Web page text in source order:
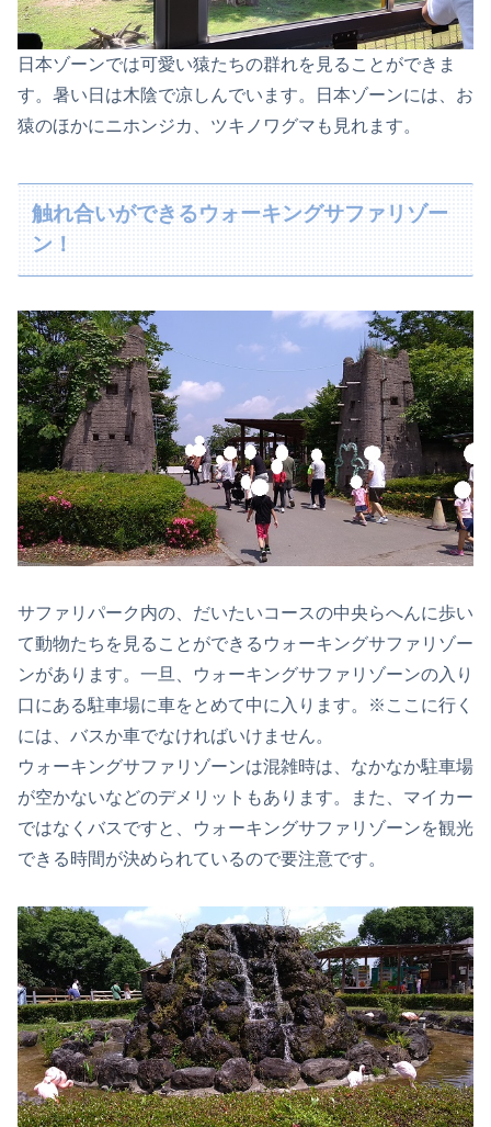
日本ゾーンでは可愛い猿たちの群れを見ることができま
す。暑い日は木陰で凉しんでいます。日本ゾーンには、お
猿のほかにニホンジカ、ツキノワグマも見れます。
触れ合いができるウォーキングサファリゾー
ン！
サファリパーク内の、だいたいコースの中央らへんに歩い
て動物たちを見ることができるウォーキングサファリゾー
ンがあります。一旦、ウォーキングサファリゾーンの入り
口にある駐車場に車をとめて中に入ります。※ここに行く
には、バスか車でなければいけません。
ウォーキングサファリゾーンは混雑時は、なかなか駐車場
が空かないなどのデメリットもあります。また、マイカー
ではなくバスですと、ウォーキングサファリゾーンを観光
できる時間が決められているので要注意です。